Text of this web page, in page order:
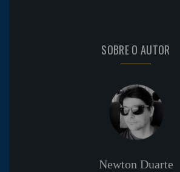
SOBRE O AUTOR
Newton Duarte